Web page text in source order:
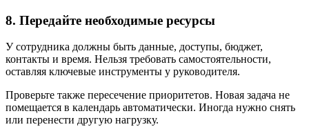
8. Передайте необходимые ресурсы
У сотрудника должны быть данные, доступы, бюджет,
контакты и время. Нельзя требовать самостоятельности,
оставляя ключевые инструменты у руководителя.
Проверьте также пересечение приоритетов. Новая задача не
помещается в календарь автоматически. Иногда нужно снять
или перенести другую нагрузку.